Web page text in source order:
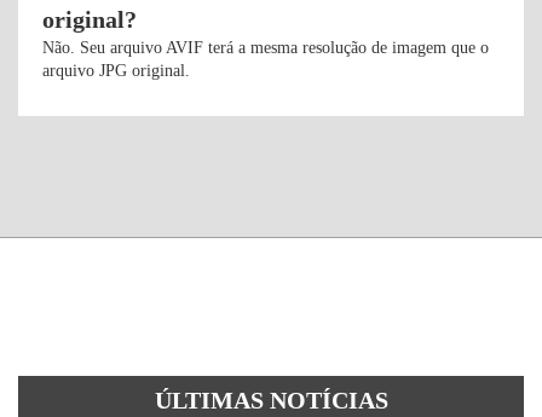
original?
Não. Seu arquivo AVIF terá a mesma resolução de imagem que o
arquivo JPG original.
ÚLTIMAS NOTÍCIAS